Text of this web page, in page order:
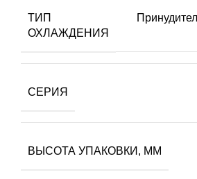
ТИП
ОХЛАЖДЕНИЯ
СЕРИЯ
ВЫСОТА УПАКОВКИ, ММ